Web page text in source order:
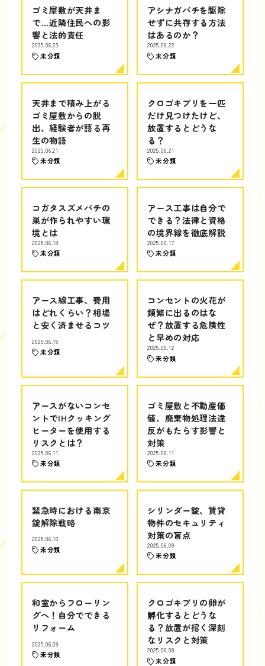
ゴミ屋敷が天井ま
で…近隣住民への影
響と法的責任
2025.06.23
未分類
アシナガバチを駆除
せずに共存する方法
はあるのか？
2025.06.22
未分類
天井まで積み上がる
ゴミ屋敷からの脱
出、経験者が語る再
生の物語
2025.06.21
未分類
クロゴキブリを一匹
だけ見つけたけど、
放置するとどうな
る？
2025.06.21
未分類
コガタスズメバチの
巣が作られやすい環
境とは
2025.06.18
未分類
アース工事は自分で
できる？法律と資格
の境界線を徹底解説
2025.06.17
未分類
アース線工事、費用
はどれくらい？相場
と安く済ませるコツ
2025.06.15
未分類
コンセントの火花が
頻繁に出るのはな
ぜ？放置する危険性
と早めの対応
2025.06.12
未分類
アースがないコンセ
ントでIHクッキング
ヒーターを使用する
リスクとは？
2025.06.11
未分類
ゴミ屋敷と不動産価
値、廃棄物処理法違
反がもたらす影響と
対策
2025.06.11
未分類
緊急時における南京
錠解除戦略
2025.06.10
未分類
シリンダー錠、賃貸
物件のセキュリティ
対策の盲点
2025.06.09
未分類
和室からフローリン
グへ！自分でできる
リフォーム
2025.06.09
未分類
クロゴキブリの卵が
孵化するとどうな
る？放置が招く深刻
なリスクと対策
2025.06.08
未分類